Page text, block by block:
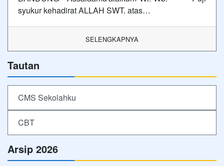
syukur kehadirat ALLAH SWT. atas…
SELENGKAPNYA
Tautan
CMS Sekolahku
CBT
Arsip 2026